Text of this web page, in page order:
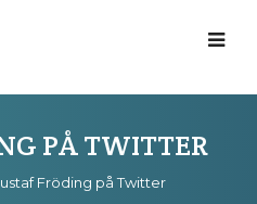
PÅ TWITTER
Fröding på Twitter